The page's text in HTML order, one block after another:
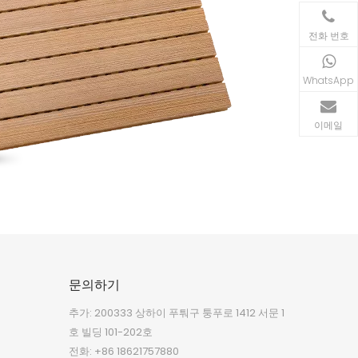
전화 번호
WhatsApp
이메일
문의하기
추가: 200333 상하이 푸퉈구 퉁푸로 1412 서문 1
호 빌딩 101-202호
전화: +86 18621757880